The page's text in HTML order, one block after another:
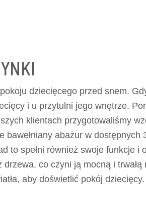
dziecięcego przed snem.
i u przytulni jego wnętrze.
klientach przygotowaliśmy
abażur w dostępnych
to spełni również swoje funkcje i
co czyni ją mocną i
aby doświetlić pokój dziecięcy.